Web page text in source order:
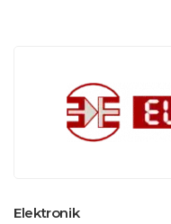
Elektronik